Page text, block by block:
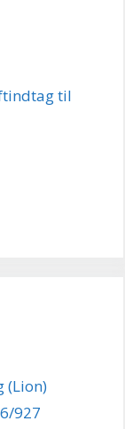
til
(Lion)
927